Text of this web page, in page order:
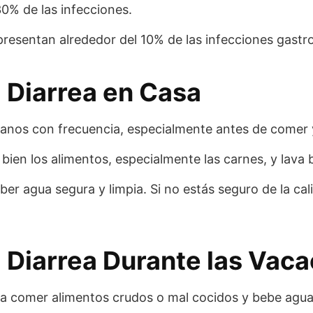
de las infecciones.
alrededor del 10% de las infecciones
en Casa
con frecuencia, especialmente antes de comer
los alimentos, especialmente las carnes, y lava
agua segura y limpia. Si no estás seguro de la
Durante las
comer alimentos crudos o mal cocidos y bebe